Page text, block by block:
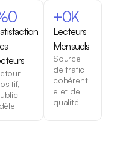
0
Lecteurs
Mensuels
+0K
Source
de trafic
cohérent
e et de
qualité